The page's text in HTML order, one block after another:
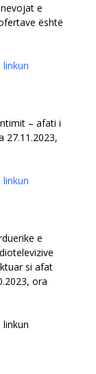
e
është
linkun
– afati i
27.11.2023,
linkun
e
si afat
ora